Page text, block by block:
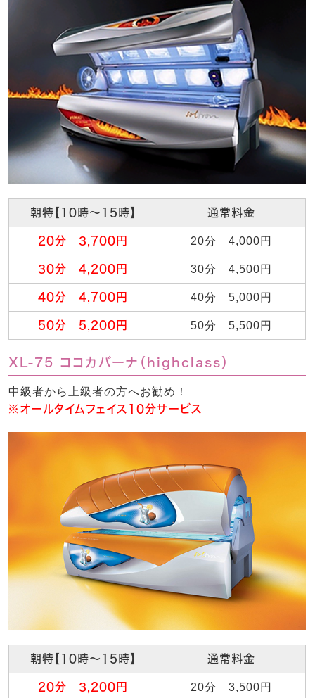
朝特【10時～15時】 通常料金
20分 3,700円 20分 4,000円
30分 4,200円 30分 4,500円
40分 4,700円 40分 5,000円
50分 5,200円 50分 5,500円
XL-75 ココカバーナ（highclass）
中級者から上級者の方へお勧め！
※オールタイムフェイス10分サービス
朝特【10時～15時】 通常料金
20分 3,200円 20分 3,500円